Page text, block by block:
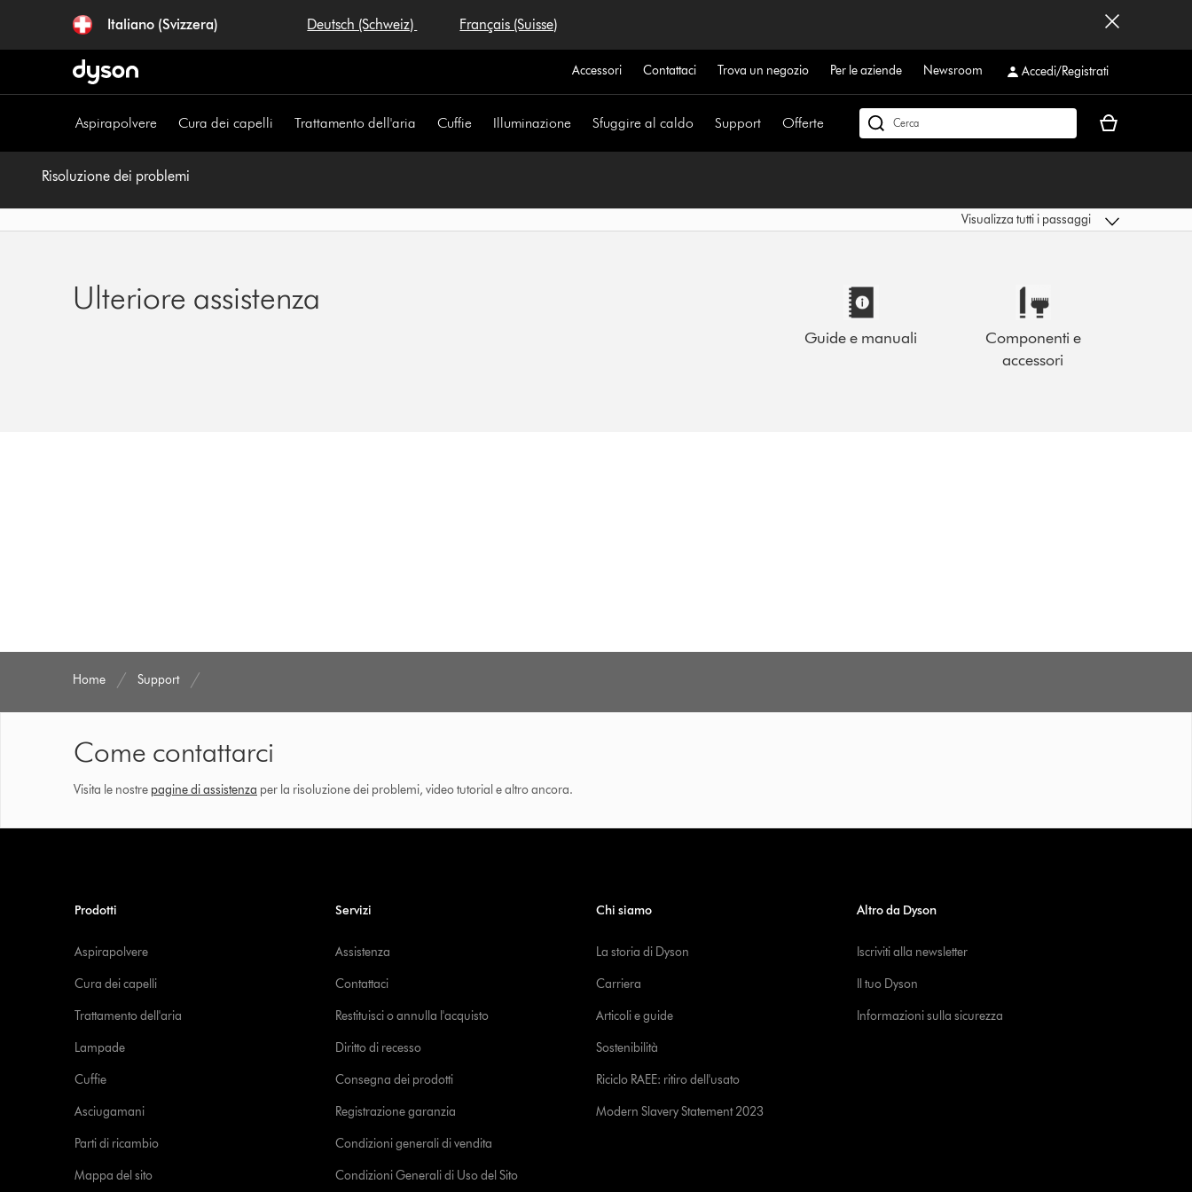
navigazione
Italiano (Svizzera) Deutsch (Schweiz) Français (Suisse)
Accessori Contattaci Trova un negozio Per le aziende Newsroom Accedi/Registrati
Aspirapolvere Cura dei capelli Trattamento dell'aria Cuffie Illuminazione Sfuggire al caldo Support Offerte
Cerca
Il
Risoluzione dei problemi
Visualizza tutti i passaggi
Ulteriore assistenza
Guide e manuali
Componenti e
accessori
Home Support
Come contattarci
Visita le nostre pagine di assistenza per la risoluzione dei problemi, video tutorial e altro ancora.
Prodotti
Aspirapolvere
Cura dei capelli
Trattamento dell'aria
Lampade
Cuffie
Asciugamani
Parti di ricambio
Mappa del sito
Servizi
Assistenza
Contattaci
Restituisci o annulla l'acquisto
Diritto di recesso
Consegna dei prodotti
Registrazione garanzia
Condizioni generali di vendita
Condizioni Generali di Uso del Sito
Chi siamo
La storia di Dyson
Carriera
Articoli e guide
Sostenibilità
Riciclo RAEE: ritiro dell'usato
Modern Slavery Statement 2023
Altro da Dyson
Iscriviti alla newsletter
Il tuo Dyson
Informazioni sulla sicurezza